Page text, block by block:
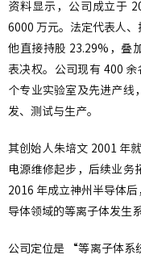
资料显示，公司成立于
6000 万元。法定代表人、
他直接持股 23.29%，叠
表决权。公司现有 400
个专业实验室及先进产线
发、测试与生产。
其创始人朱培文 2001 年
电源维修起步，后续业务
2016 年成立神州半导体
导体领域的等离子体发生
公司定位是 “等离子体系